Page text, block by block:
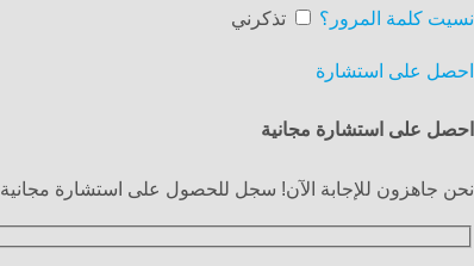
نسيت كلمة المرور؟ تذكرني
احصل على استشارة
احصل على استشارة مجانية
نحن جاهزون للإجابة الآن! سجل للحصول على استشارة مجانية